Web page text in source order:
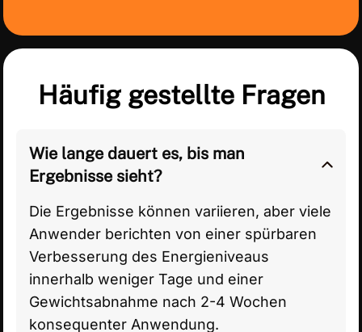
Häufig gestellte Fragen
Wie lange dauert es, bis man
Ergebnisse sieht?
Die Ergebnisse können variieren, aber viele
Anwender berichten von einer spürbaren
Verbesserung des Energieniveaus
innerhalb weniger Tage und einer
Gewichtsabnahme nach 2-4 Wochen
konsequenter Anwendung.